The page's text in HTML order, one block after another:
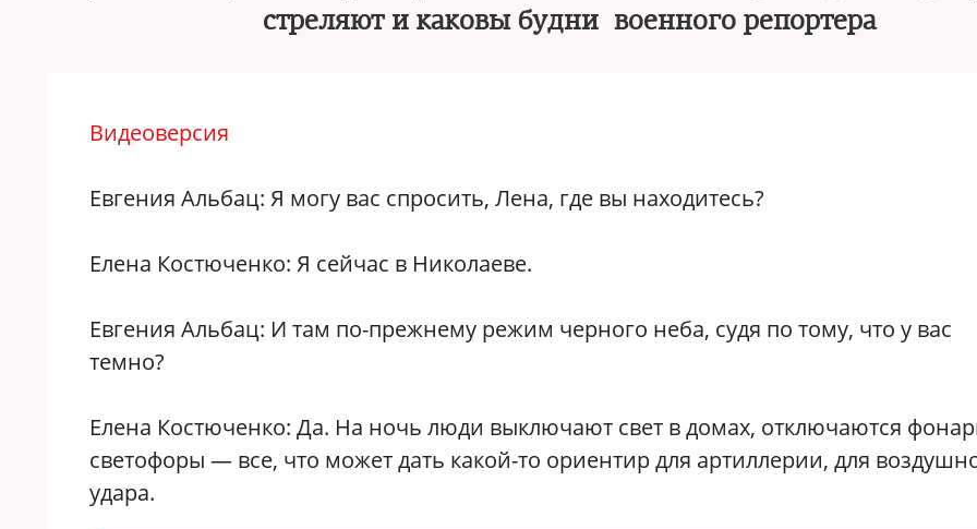
стреляют и каковы будни военного репортера
Видеоверсия
Евгения Альбац: Я могу вас спросить, Лена, где вы находитесь?
Елена Костюченко: Я сейчас в Николаеве.
Евгения Альбац: И там по-прежнему режим черного неба, судя по тому, что у вас
темно?
Елена Костюченко: Да. На ночь люди выключают свет в домах, отключаются
светофоры — все, что может дать какой-то ориентир для артиллерии, для
удара.